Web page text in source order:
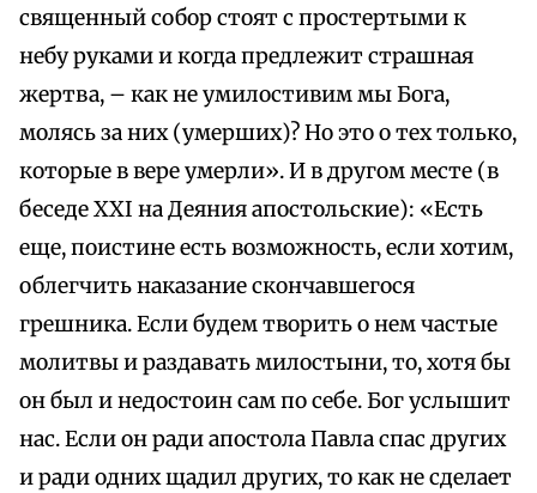
священный собор стоят с простертыми к
небу руками и когда предлежит страшная
жертва, – как не умилостивим мы Бога,
молясь за них (умерших)? Но это о тех только,
которые в вере умерли». И в другом месте (в
беседе XXI на Деяния апостольские): «Есть
еще, поистине есть возможность, если хотим,
облегчить наказание скончавшегося
грешника. Если будем творить о нем частые
молитвы и раздавать милостыни, то, хотя бы
он был и недостоин сам по себе. Бог услышит
нас. Если он ради апостола Павла спас других
и ради одних щадил других, то как не сделает